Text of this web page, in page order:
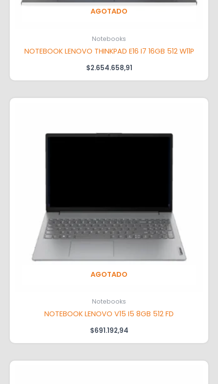
AGOTADO
Notebooks
NOTEBOOK LENOVO THINKPAD E16 I7 16GB 512 W11P
$2.654.658,91
AGOTADO
Notebooks
NOTEBOOK LENOVO V15 I5 8GB 512 FD
$691.192,94